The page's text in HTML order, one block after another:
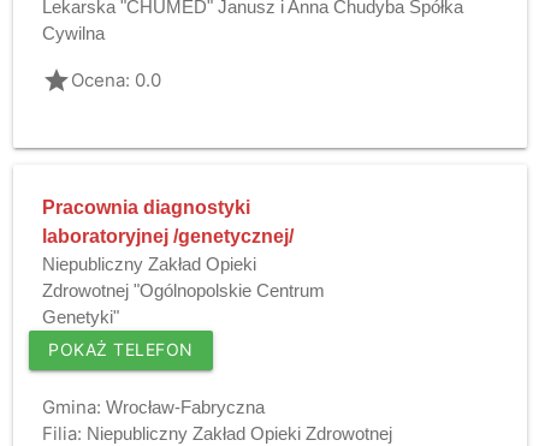
Lekarska "CHUMED" Janusz i Anna Chudyba Spółka
Cywilna
gradeOcena: 0.0
Pracownia diagnostyki
laboratoryjnej /genetycznej/
Niepubliczny Zakład Opieki
Zdrowotnej "Ogólnopolskie Centrum
Genetyki"
POKAŻ TELEFON
Gmina: Wrocław-Fabryczna
Filia: Niepubliczny Zakład Opieki Zdrowotnej